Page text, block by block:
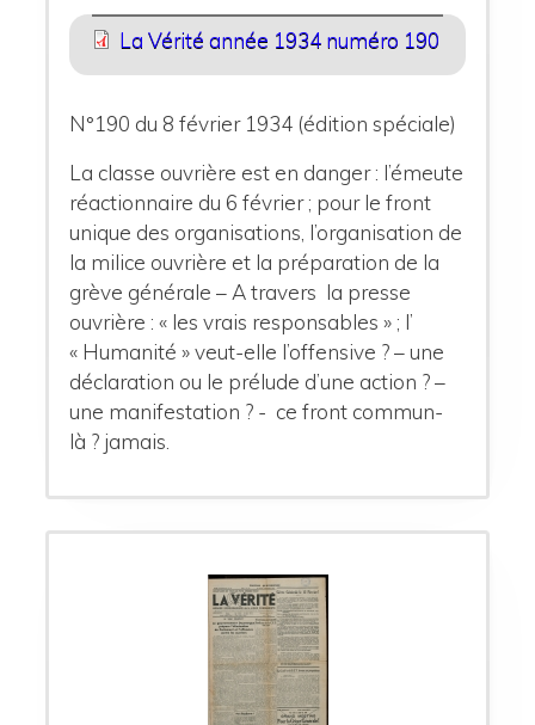
La Vérité année 1934 numéro 190
N°190 du 8 février 1934 (édition spéciale)
La classe ouvrière est en danger : l’émeute
réactionnaire du 6 février ; pour le front
unique des organisations, l’organisation de
la milice ouvrière et la préparation de la
grève générale – A travers la presse
ouvrière : « les vrais responsables » ; l’
« Humanité » veut-elle l’offensive ? – une
déclaration ou le prélude d’une action ? –
une manifestation ? - ce front commun-
là ? jamais.